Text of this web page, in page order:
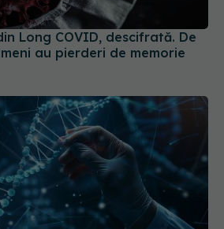
Long COVID, descifrată. De
au pierderi de memorie